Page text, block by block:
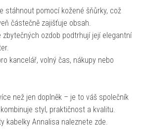
stáhnout pomocí kožené šňůrky, což
částečně zajišťuje obsah.
zbytečných ozdob podtrhují její elegantní
kancelář, volný čas, nákupy nebo
než jen doplněk – je to váš společník
styl, praktičnost a kvalitu.
kabelky Annalisa naleznete zde.